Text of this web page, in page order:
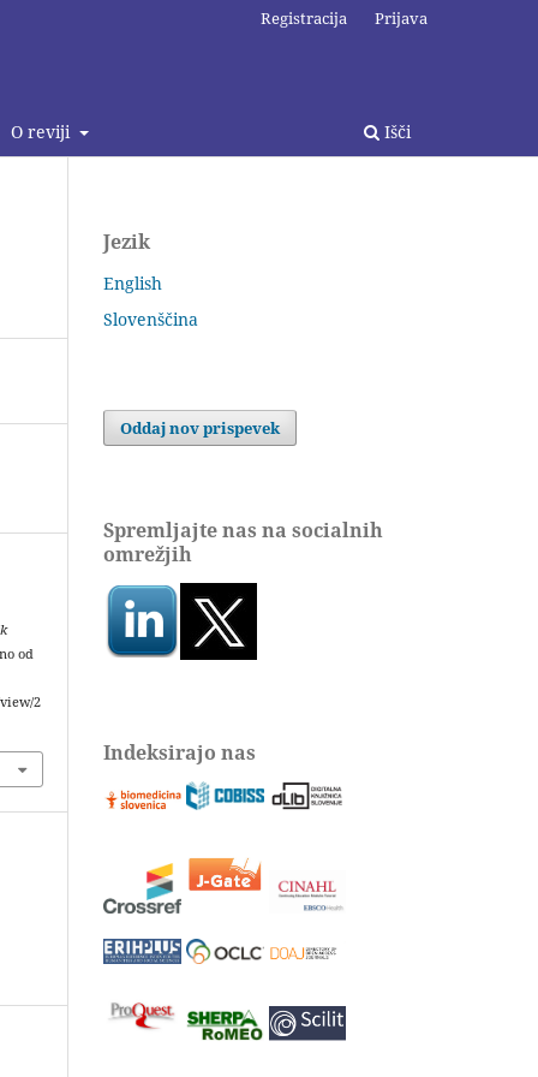
O reviji Išči
Registracija Prijava
od
2
Jezik
English
Slovenščina
Oddaj nov prispevek
Spremljajte nas na socialnih
omrežjih
Indeksirajo nas